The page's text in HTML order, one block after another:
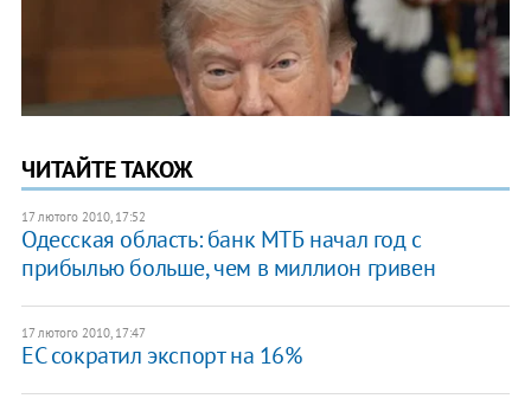
ЧИТАЙТЕ ТАКОЖ
17 лютого 2010, 17:52
Одесская область: банк МТБ начал год с
прибылью больше, чем в миллион гривен
17 лютого 2010, 17:47
ЕС сократил экспорт на 16%